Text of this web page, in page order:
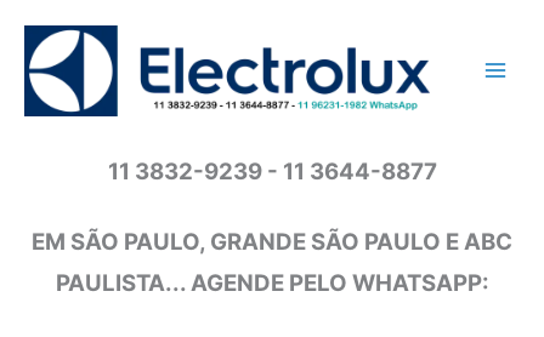
conteúdo
11 3832-9239 - 11 3644-8877
EM SÃO PAULO, GRANDE SÃO PAULO E ABC
PAULISTA... AGENDE PELO WHATSAPP: